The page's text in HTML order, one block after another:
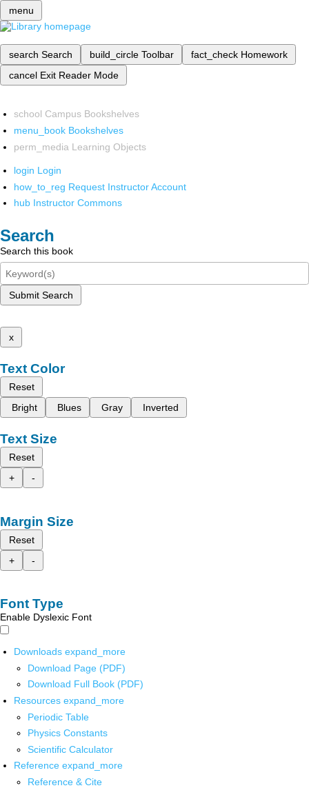
menu
search Search build_circle Toolbar fact_check Homework
cancel Exit Reader Mode
school Campus Bookshelves
menu_book Bookshelves
perm_media Learning Objects
login Login
how_to_reg Request Instructor Account
hub Instructor Commons
Search
Search this book
Submit Search
x
Text Color
Reset
Bright
Blues Gray Inverted
Text Size
Reset
+
-
Margin Size
Reset
+
-
Font Type
Enable Dyslexic Font
Downloads expand_more
Download Page (PDF)
Download Full Book (PDF)
Resources expand_more
Periodic Table
Physics Constants
Scientific Calculator
Reference expand_more
Reference & Cite